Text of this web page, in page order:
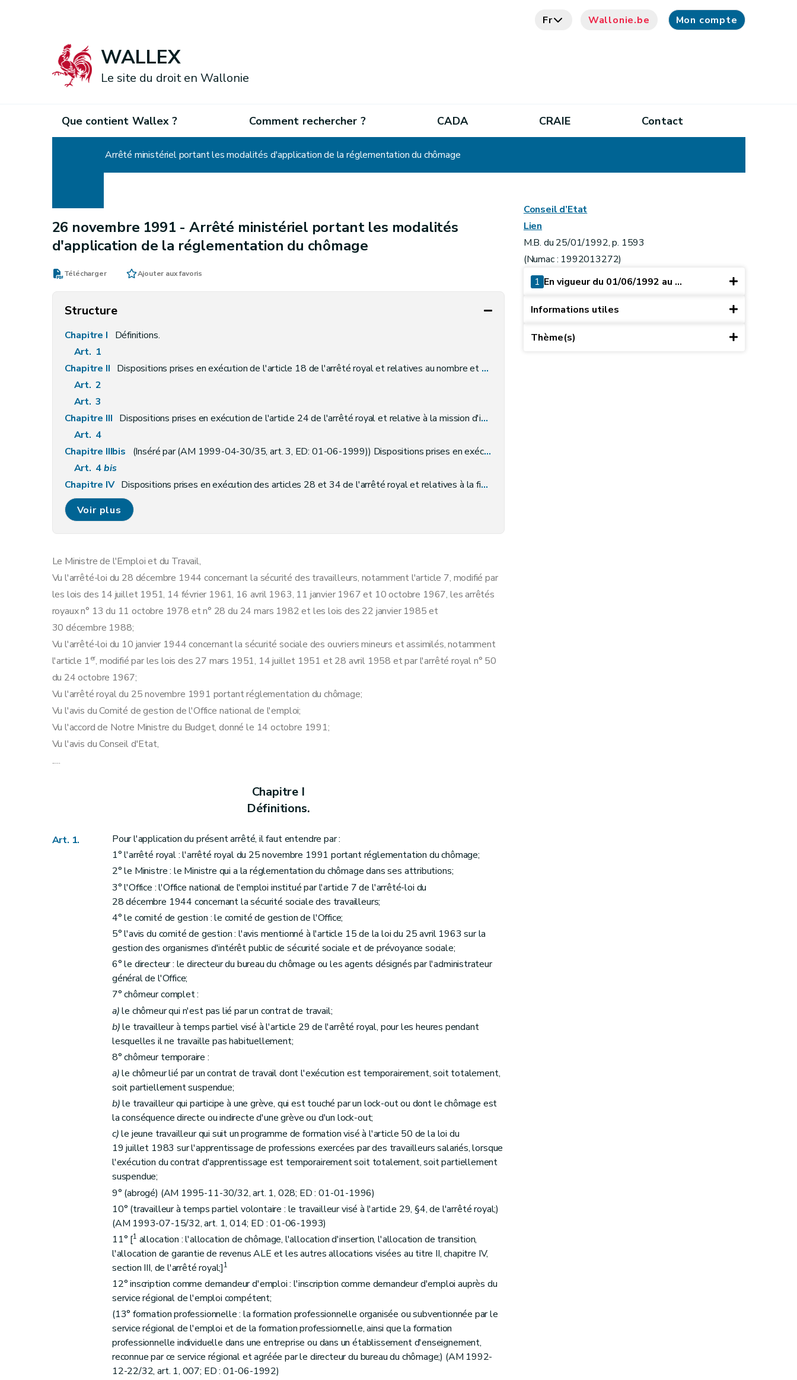
Fr Wallonie.be Mon compte
WALLEX
Le site du droit en Wallonie
Que contient Wallex ? Comment rechercher ? CADA CRAIE Contact
Arrêté ministériel portant les modalités d'application de la réglementation du chômage
26 novembre 1991 -Arrêté ministériel portant les modalités
d'application de la réglementation du chômage
Télécharger Ajouter aux favoris
Structure
Chapitre I
Définitions.
Art. 1
Chapitre II Dispositions prises en exécution de l'article 18 de l'arrêté royal et relatives au nombre et au ressort des bureaux de paiement de la Caisse auxiliaire de paiement des allocations de chômage.
Art. 2
Art. 3
Chapitre III Dispositions prises en exécution de l'article 24 de l'arrêté royal et relative à la mission d'information des organismes de paiement.
Art. 4
Chapitre IIIbis
(Inséré par (AM 1999-04-30/35, art. 3, ED: 01-06-1999)) Dispositions prises en exécution de l'article 26bis de l'arrêté royal, portant des dispositions générales.
Art. 4bis
Chapitre IV Dispositions prises en exécution des articles 28 et 34 de l'arrêté royal et relatives à la fixation du salaire mensuel de référence.
Art. 5
Art. 6
Sous-section I Règles générales.
Art. 7
Art. 8
Sous-section II Règles particulières.
Art. 9
Art. 10
Art. 11
Art. 12
Art. 13
Section II Conditions auxquelles les retenues pour la sécurité sociale sont censées avoir été opérées et effets des régularisations en matière de cotisations de sécurité sociale et de salaires.
Art. 14
Art. 15
Dispositions prises en exécution des articles 45, 46, 51 et 55 de l'arrêté royal et relatives à la condition de privation involontaire de travail et de rémunération.
Art. 18
Art. 19
Art. 20
Art. 21
Section II Critères de l'emploi convenable.
Art. 22
Art. 23
Art. 24
Art. 25
Art. 26
Art. 27
Art. 28
Art. 29
Art. 31
Art. 32
Art. 32bis
Art. 32ter
Art. 32quater
Section III Procédure à suivre en cas de contestation portant sur l'aptitude physique ou mentale à l'exercice d'un emploi.
Art. 33
Chapitre VII (Dispositions prises en exécution des articles 57, 58, 59, 59bis, 59quater et 59quinquies de l'arrêté royal, relatives à la disponibilité pour le marché de l'emploi.) (AM 2004-07-05/30, art. 1, 065; ED : 01-07-2004)
bis
Chapitre VIII Dispositions prises en exécution de l'article 66 de l'arrêté royal et relatives aux conditions dans lesquelles des allocations peuvent être accordées au chômeur qui ne réside pas effectivement en Belgique.
Chapitre IX (Dispositions prises en exécution de l'article 71 de l'arrêté royal et relatives à la déclaration et au contrôle des périodes de chômage.) (AM 2006-03-05/37, art. 5, §1
Voir plus
Le Ministre de l'Emploi et du Travail,
Vu l'arrêté-loi du 28 décembre 1944 concernant la sécurité des travailleurs, notamment l'article 7, modifié par
les lois des 14 juillet 1951, 14 février 1961, 16 avril 1963, 11 janvier 1967 et 10 octobre 1967, les arrêtés
royaux n° 13 du 11 octobre 1978 et n° 28 du 24 mars 1982 et les lois des 22 janvier 1985 et
30 décembre 1988;
Vu l'arrêté-loi du 10 janvier 1944 concernant la sécurité sociale des ouvriers mineurs et assimilés, notamment
l'article 1er, modifié par les lois des 27 mars 1951, 14 juillet 1951 et 28 avril 1958 et par l'arrêté royal n° 50
du 24 octobre 1967;
Vu l'arrêté royal du 25 novembre 1991 portant réglementation du chômage;
Vu l'avis du Comité de gestion de l'Office national de l'emploi;
Vu l'accord de Notre Ministre du Budget, donné le 14 octobre 1991;
Vu l'avis du Conseil d'Etat,
.....
Chapitre I
Définitions.
Art. 1.
Pour l'application du présent arrêté, il faut entendre par :
1° l'arrêté royal : l'arrêté royal du 25 novembre 1991 portant réglementation du chômage;
2° le Ministre : le Ministre qui a la réglementation du chômage dans ses attributions;
3° l'Office : l'Office national de l'emploi institué par l'article 7 de l'arrêté-loi du
28 décembre 1944 concernant la sécurité sociale des travailleurs;
4° le comité de gestion : le comité de gestion de l'Office;
5° l'avis du comité de gestion : l'avis mentionné à l'article 15 de la loi du 25 avril 1963 sur la
gestion des organismes d'intérêt public de sécurité sociale et de prévoyance sociale;
6° le directeur : le directeur du bureau du chômage ou les agents désignés par l'administrateur
général de l'Office;
7° chômeur complet :
a)le chômeur qui n'est pas lié par un contrat de travail;
b)le travailleur à temps partiel visé à l'article 29 de l'arrêté royal, pour les heures pendant
lesquelles il ne travaille pas habituellement;
8° chômeur temporaire :
a)le chômeur lié par un contrat de travail dont l'exécution est temporairement, soit totalement,
soit partiellement suspendue;
b)le travailleur qui participe à une grève, qui est touché par un lock-out ou dont le chômage est
la conséquence directe ou indirecte d'une grève ou d'un lock-out;
c)le jeune travailleur qui suit un programme de formation visé à l'article 50 de la loi du
19 juillet 1983 sur l'apprentissage de professions exercées par des travailleurs salariés, lorsque
l'exécution du contrat d'apprentissage est temporairement soit totalement, soit partiellement
suspendue;
9° (abrogé) (AM 1995-11-30/32, art. 1, 028; ED : 01-01-1996)
10° (travailleur à temps partiel volontaire : le travailleur visé à l'article 29, §4, de l'arrêté royal;)
(AM 1993-07-15/32, art. 1, 014; ED : 01-06-1993)
11° [1 allocation : l'allocation de chômage, l'allocation d'insertion, l'allocation de transition,
l'allocation de garantie de revenus ALE et les autres allocations visées au titre II, chapitre IV,
section III, de l'arrêté royal;]1
12° inscription comme demandeur d'emploi : l'inscription comme demandeur d'emploi auprès du
service régional de l'emploi compétent;
(13° formation professionnelle : la formation professionnelle organisée ou subventionnée par le
service régional de l'emploi et de la formation professionnelle, ainsi que la formation
professionnelle individuelle dans une entreprise ou dans un établissement d'enseignement,
reconnue par ce service régional et agréée par le directeur du bureau du chômage;) (AM 1992-
12-22/32, art. 1, 007; ED : 01-06-1992)
Conseil d’Etat
Lien
M.B. du 25/01/1992, p. 1593
(Numac : 1992013272)
1 En vigueur du 01/06/1992 au ...
Informations utiles
Thème(s)